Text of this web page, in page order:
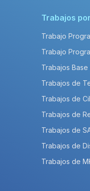
Trabajos
Trabajo
Trabajo
Trabajos
Trabajos de
Trabajos de
Trabajos de
Trabajos de
Trabajos de
Trabajos de